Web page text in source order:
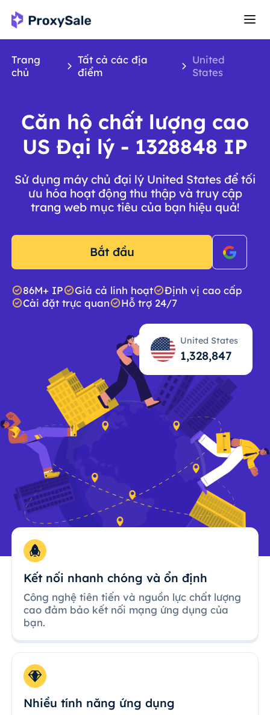
Trang
chủ
Tất cả các địa
điểm
United
States
Căn hộ chất lượng cao
US Đại lý - 1328848 IP
Sử dụng máy chủ đại lý United States để tối
ưu hóa hoạt động thu thập và truy cập
trang web mục tiêu của bạn hiệu quả!
Bắt đầu
86M+ IP Giá cả linh hoạt
Định vị cao cấp
Cài đặt trực quan
Hỗ trợ 24/7
United States
1,328,848
Kết nối nhanh chóng và ổn định
Công nghệ tiên tiến và nguồn lực chất lượng
cao đảm bảo kết nối mạng ứng dụng của
bạn.
Nhiều tính năng ứng dụng